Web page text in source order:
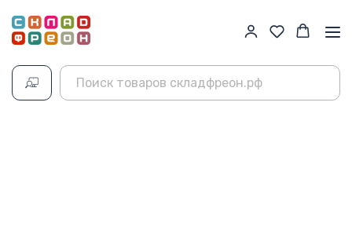
Главная → Каталог → Фреон R134a → Sanmei R134a